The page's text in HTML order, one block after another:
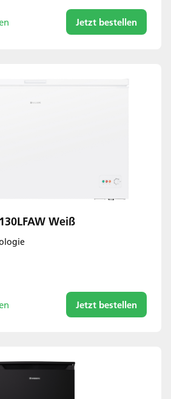
Jetzt bestellen
Weiß
Jetzt bestellen